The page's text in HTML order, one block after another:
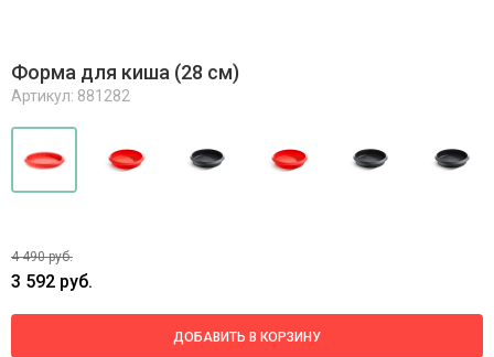
Форма для киша (28 см)
Артикул: 881282
4 490 руб.
3 592 руб.
ДОБАВИТЬ В КОРЗИНУ